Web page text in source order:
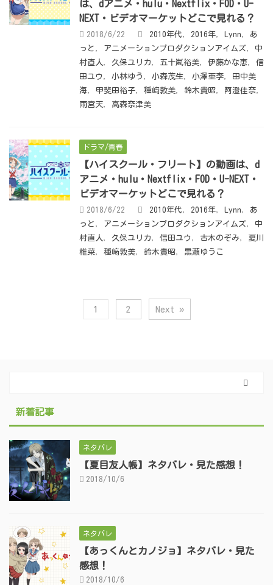
は、dアニメ・hulu・Nextflix・FOD・U-
NEXT・ビデオマーケットどこで見れる？
2018/6/22 2010年代, 2016年, Lynn, あ
っと , アニメーションプロダクションアイムズ, 中
村直人, 久保ユリカ, 五十嵐裕美, 伊藤かな恵, 信
田ユウ, 小林ゆう , 小森茂生, 小澤亜李, 田中美
海, 甲斐田裕子, 種﨑敦美, 鈴木貴昭, 阿澄佳奈,
雨宮天, 高森奈津美
ドラマ/青春
【ハイスクール・フリート】の動画は、d
アニメ・hulu・Nextflix・FOD・U-NEXT・
ビデオマーケットどこで見れる？
2018/6/22 2010年代, 2016年, Lynn, あ
っと , アニメーションプロダクションアイムズ, 中
村直人, 久保ユリカ, 信田ユウ, 古木のぞみ, 夏川
椎菜, 種﨑敦美, 鈴木貴昭, 黒瀬ゆうこ
1 2 Next »
新着記事
ネタバレ
【夏目友人帳】ネタバレ・見た感想！
2018/10/6
ネタバレ
【あっくんとカノジョ】ネタバレ・見た
感想！
2018/10/6